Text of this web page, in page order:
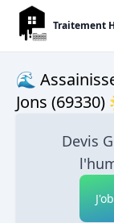
Traitement
🌊
Jons
Devis